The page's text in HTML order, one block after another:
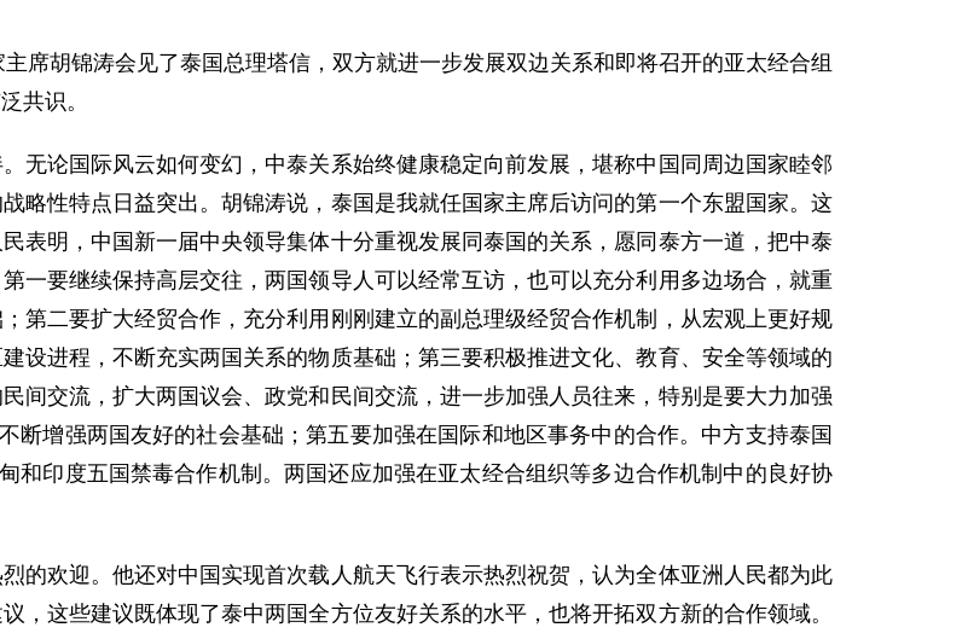
胡锦涛会见了泰国总理塔信，双方就进一步发展双边关系和即将召开的亚太经合组
共识。
论国际风云如何变幻，中泰关系始终健康稳定向前发展，堪称中国同周边国家睦邻
略性特点日益突出。胡锦涛说，泰国是我就任国家主席后访问的第一个东盟国家。这
表明，中国新一届中央领导集体十分重视发展同泰国的关系，愿同泰方一道，把中泰
一要继续保持高层交往，两国领导人可以经常互访，也可以充分利用多边场合，就重
第二要扩大经贸合作，充分利用刚刚建立的副总理级经贸合作机制，从宏观上更好规
设进程，不断充实两国关系的物质基础；第三要积极推进文化、教育、安全等领域的
间交流，扩大两国议会、政党和民间交流，进一步加强人员往来，特别是要大力加强
断增强两国友好的社会基础；第五要加强在国际和地区事务中的合作。中方支持泰国
和印度五国禁毒合作机制。两国还应加强在亚太经合组织等多边合作机制中的良好协
欢迎。他还对中国实现首次载人航天飞行表示热烈祝贺，认为全体亚洲人民都为此
，这些建议既体现了泰中两国全方位友好关系的水平，也将开拓双方新的合作领域。